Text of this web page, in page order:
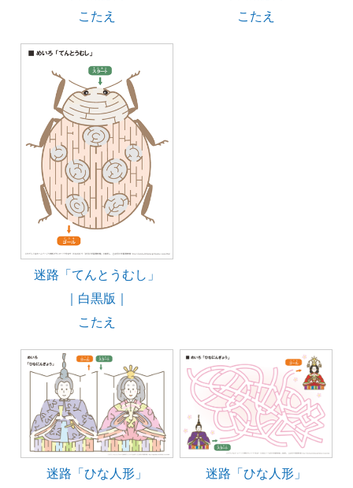
こたえ
こたえ
迷路「てんとうむし」
｜白黒版｜
こたえ
迷路「ひな人形」 迷路「ひな人形」